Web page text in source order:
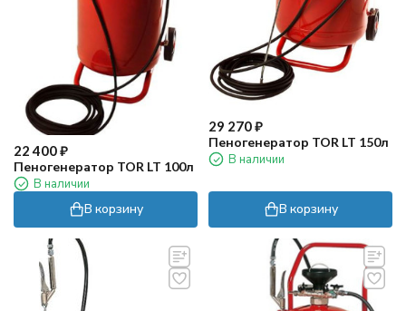
22 400₽
Пеногенератор TOR LT 100л
В наличии
В корзину
29 270₽
Пеногенератор TOR LT 150л
В наличии
В корзину